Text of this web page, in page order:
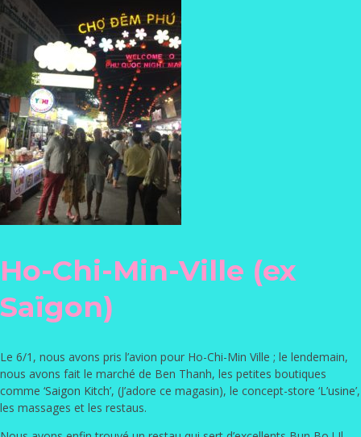
Ho-Chi-Min-Ville (ex
Saïgon)
Le 6/1, nous avons pris l’avion pour Ho-Chi-Min Ville ; le lendemain,
nous avons fait le marché de Ben Thanh, les petites boutiques
comme ‘Saigon Kitch’, (J’adore ce magasin), le concept-store ‘L’usine’,
les massages et les restaus.